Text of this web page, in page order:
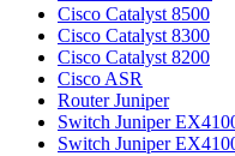
Cisco Catalyst 8500
Cisco Catalyst 8300
Cisco Catalyst 8200
Cisco ASR
Router Juniper
Switch Juniper
Switch Juniper